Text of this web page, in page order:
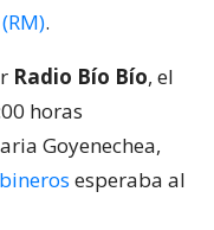
.
Radio Bío Bío, el
horas
Goyenechea,
esperaba al